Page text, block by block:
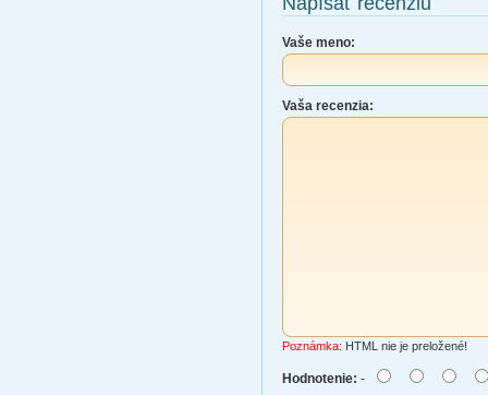
Vaše meno:
Vaša recenzia:
Poznámka: HTML nie je preložené!
Hodnotenie: -